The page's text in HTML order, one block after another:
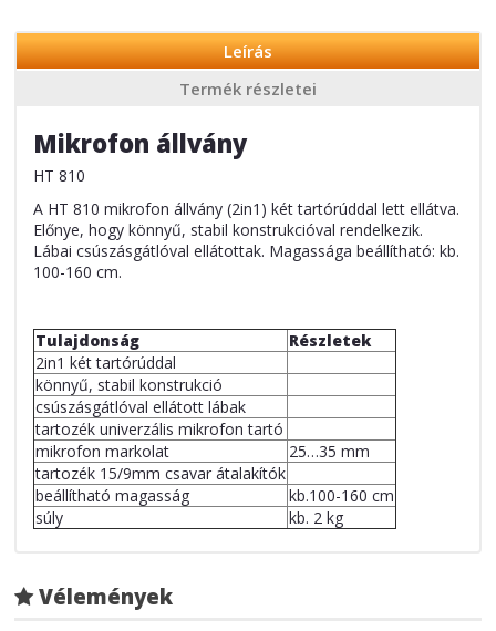
Leírás
Termék részletei
Mikrofon állvány
HT 810
A HT 810 mikrofon állvány (2in1) két tartórúddal lett ellátva.
Előnye, hogy könnyű, stabil konstrukcióval rendelkezik.
Lábai csúszásgátlóval ellátottak. Magassága beállítható: kb.
100-160 cm.
Tulajdonság
Részletek
2in1 két tartórúddal
könnyű, stabil konstrukció
csúszásgátlóval ellátott lábak
tartozék univerzális mikrofon tartó
mikrofon markolat
25…35 mm
tartozék 15/9mm csavar átalakítók
beállítható magasság
kb.100-160 cm
súly
kb. 2 kg
Vélemények